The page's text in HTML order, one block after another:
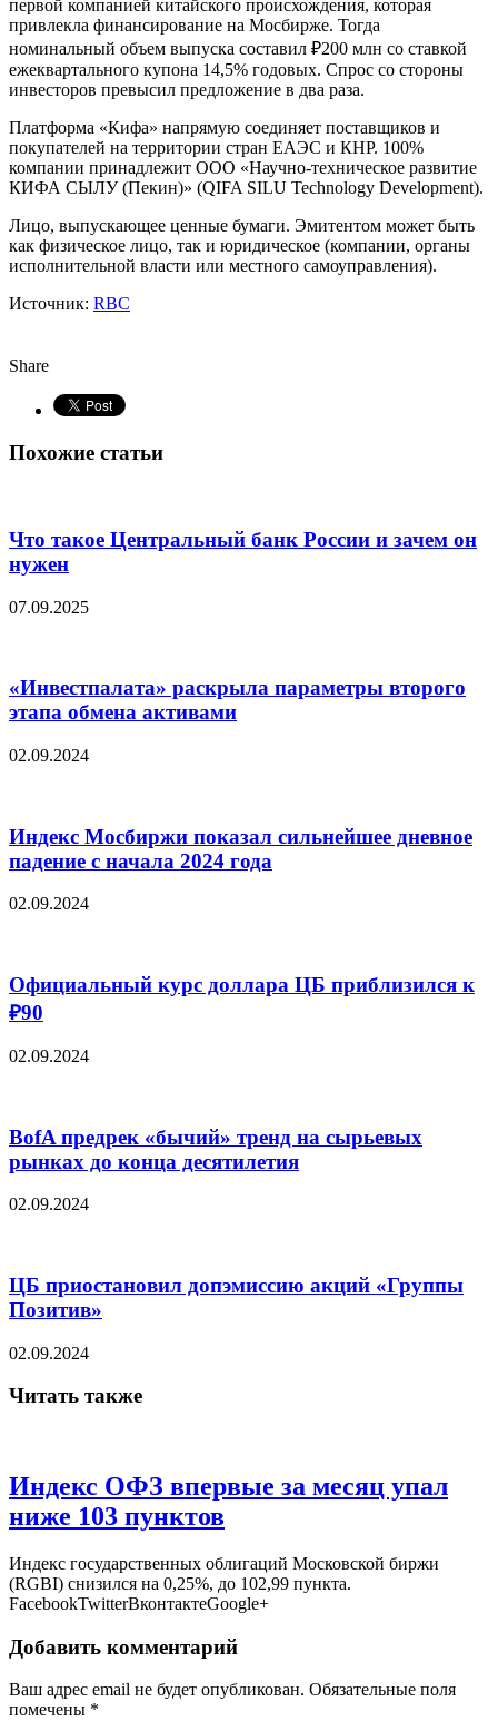
первой компанией китайского происхождения, которая
привлекла финансирование на Мосбирже. Тогда
номинальный объем выпуска составил ₽200 млн со ставкой
ежеквартального купона 14,5% годовых. Спрос со стороны
инвесторов превысил предложение в два раза.
Платформа «Кифа» напрямую соединяет поставщиков и
покупателей на территории стран ЕАЭС и КНР. 100%
компании принадлежит ООО «Научно-техническое развитие
КИФА СЫЛУ (Пекин)» (QIFA SILU Technology Development).
Лицо, выпускающее ценные бумаги. Эмитентом может быть
как физическое лицо, так и юридическое (компании, органы
исполнительной власти или местного самоуправления).
Источник: RBC
Share
Похожие статьи
Что такое Центральный банк России и зачем он
нужен
07.09.2025
«Инвестпалата» раскрыла параметры второго
этапа обмена активами
02.09.2024
Индекс Мосбиржи показал сильнейшее дневное
падение с начала 2024 года
02.09.2024
Официальный курс доллара ЦБ приблизился к
₽90
02.09.2024
BofA предрек «бычий» тренд на сырьевых
рынках до конца десятилетия
02.09.2024
ЦБ приостановил допэмиссию акций «Группы
Позитив»
02.09.2024
Читать также
Индекс ОФЗ впервые за месяц упал
ниже 103 пунктов
Индекс государственных облигаций Московской биржи
(RGBI) снизился на 0,25%, до 102,99 пункта.
FacebookTwitterВконтактеGoogle+
Добавить комментарий
Ваш адрес email не будет опубликован. Обязательные поля
помечены *